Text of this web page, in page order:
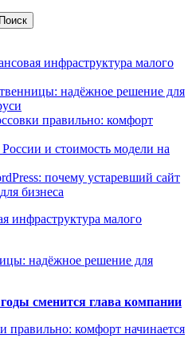
инфраструктура малого
надёжное решение для
правильно: комфорт
и стоимость модели на
почему устаревший сайт
бизнеса
инфраструктура малого
надёжное решение для
сменится глава компании
правильно: комфорт начинается